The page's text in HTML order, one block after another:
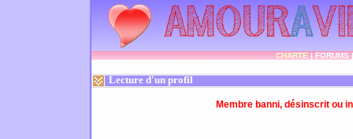
CHARTE|FORUMS
Lecture d'un profil
Membre banni, désinscrit ou